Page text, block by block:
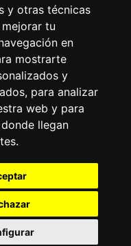
y otras técnicas
tu
en
mostrarte
y
para analizar
web y para
llegan